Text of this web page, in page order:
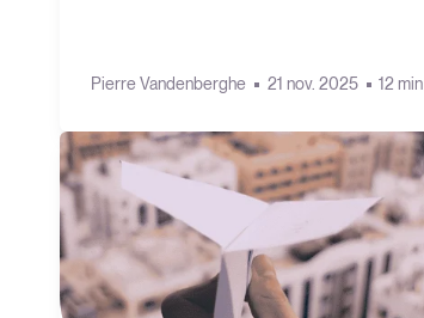
Pierre Vandenberghe 21 nov. 2025 12 min